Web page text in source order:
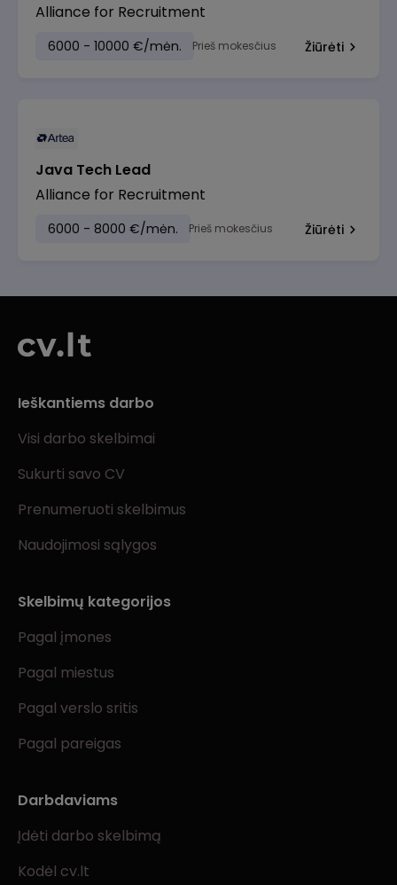
Alliance for Recruitment
6000 - 10000 €/mėn. Prieš mokesčius Žiūrėti
Java Tech Lead
Alliance for Recruitment
6000 - 8000 €/mėn. Prieš mokesčius Žiūrėti
Ieškantiems darbo
Visi darbo skelbimai
Sukurti savo CV
Prenumeruoti skelbimus
Naudojimosi sąlygos
Skelbimų kategorijos
Pagal įmones
Pagal miestus
Pagal verslo sritis
Pagal pareigas
Darbdaviams
Įdėti darbo skelbimą
Kodėl cv.lt